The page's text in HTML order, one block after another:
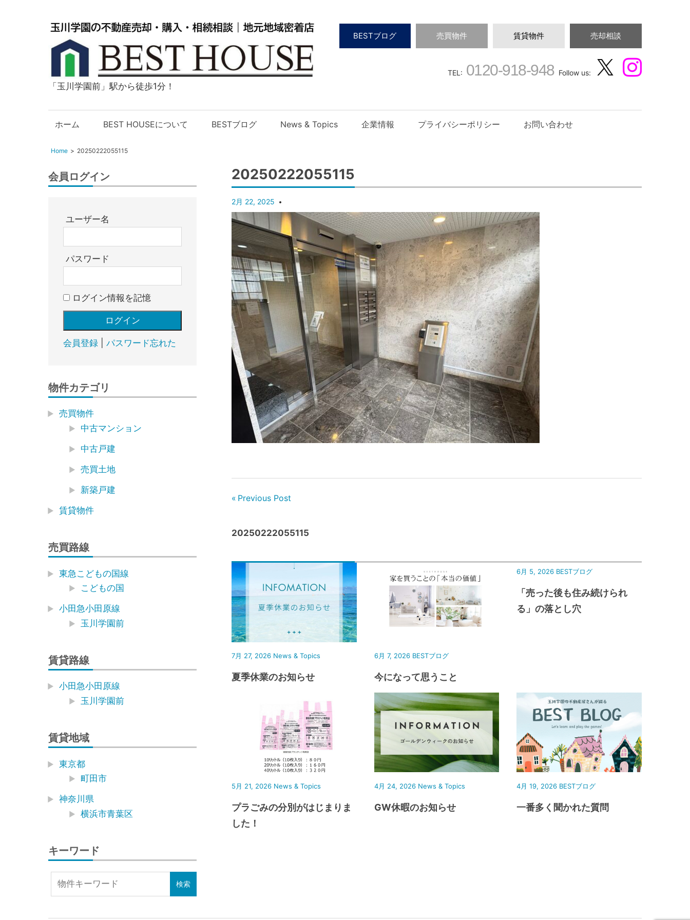
玉
学
の
動
産
入・
却・
BEST
HOUSE
「玉川学園前」駅から徒歩1分！
BESTブログ 売買物件 賃貸物件 売却相談
TEL: 0120-918-948Follow us:
ホーム BEST HOUSEについて BESTブログ News & Topics 企業情報 プライバシーポリシー お問い合わせ
Home 20250222055115
20250222055115
2月 22, 2025
Previous Post
20250222055115
7月 27, 2026 News & Topics
夏季休業のお知らせ
6月 7, 2026 BESTブログ
今になって思うこと
6月 5, 2026 BESTブログ
「売った後も住み続けられ
る」の落とし穴
5月 21, 2026 News & Topics
プラごみの分別がはじまりま
した！
4月 24, 2026 News & Topics
GW休暇のお知らせ
4月 19, 2026 BESTブログ
一番多く聞かれた質問
会員ログイン
ユーザー名
パスワード
ログイン情報を記憶
会員登録| パスワード忘れた
物件カテゴリ
売買物件
中古マンション
中古戸建
売買土地
新築戸建
賃貸物件
売買路線
東急こどもの国線
こどもの国
小田急小田原線
玉川学園前
賃貸路線
小田急小田原線
玉川学園前
賃貸地域
東京都
町田市
神奈川県
横浜市青葉区
キーワード